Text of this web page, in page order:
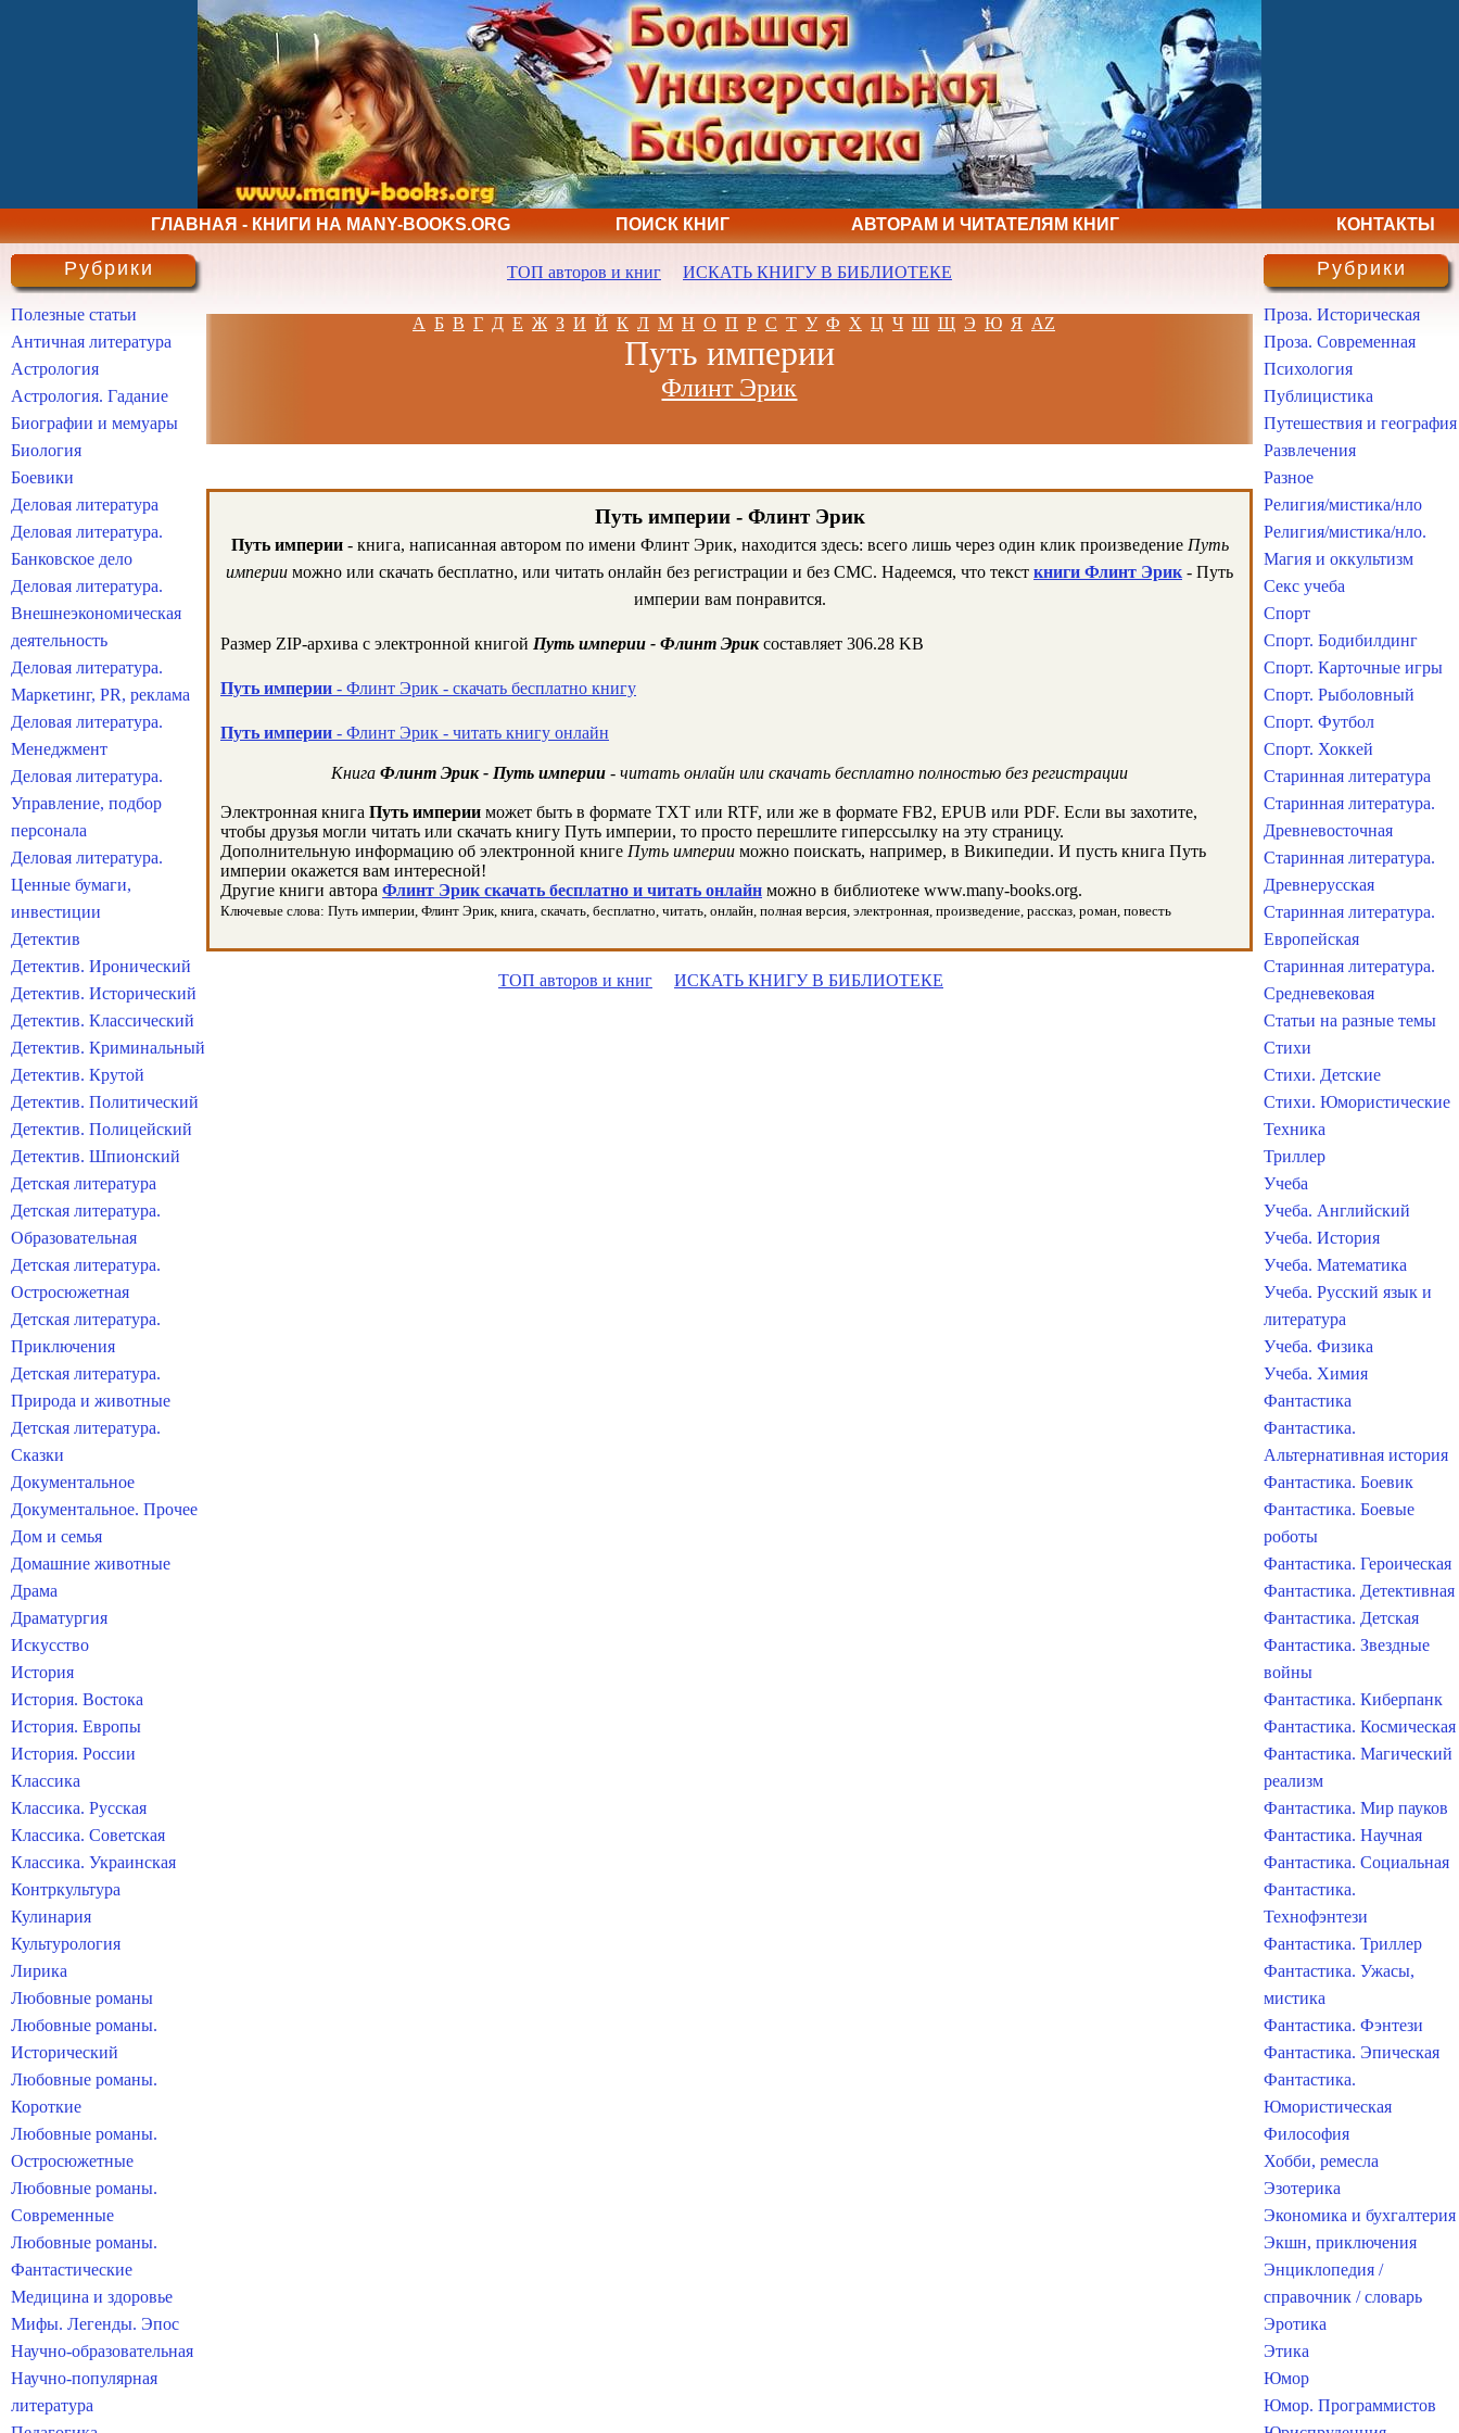
ГЛАВНАЯ - КНИГИ НА MANY-BOOKS.ORG ПОИСК КНИГ АВТОРАМ И ЧИТАТЕЛЯМ КНИГ КОНТАКТЫ
ТОП авторов и книг ИСКАТЬ КНИГУ В БИБЛИОТЕКЕ
А Б В Г Д Е Ж З И Й К Л М Н О П Р С Т У Ф Х Ц Ч Ш Щ Э Ю Я AZ
Путь империи
Флинт Эрик
Путь империи - Флинт Эрик
Путь империи- книга, написанная автором по имени Флинт Эрик, находится здесь: всего лишь через один клик произведение Путь
империи можно или скачать бесплатно, или читать онлайн без регистрации и без СМС. Надеемся, что текст книги Флинт Эрик - Путь
империи вам понравится.
Размер ZIP-архива c электронной книгой Путь империи - Флинт Эриксоставляет 306.28 KB
Путь империи - Флинт Эрик - скачать бесплатно книгу
Путь империи - Флинт Эрик - читать книгу онлайн
Книга Флинт Эрик - Путь империи - читать онлайн или скачать бесплатно полностью без регистрации
Электронная книга Путь империи может быть в формате TXT или RTF, или же в формате FB2, EPUB или PDF. Если вы захотите,
чтобы друзья могли читать или скачать книгу Путь империи, то просто перешлите гиперссылку на эту страницу.
Дополнительную информацию об электронной книге Путь империи можно поискать, например, в Википедии. И пусть книга Путь
империи окажется вам интересной!
Другие книги автора Флинт Эрик скачать бесплатно и читать онлайн можно в библиотеке www.many-books.org.
Ключевые слова: Путь империи, Флинт Эрик, книга, скачать, бесплатно, читать, онлайн, полная версия, электронная, произведение, рассказ, роман, повесть
ТОП авторов и книг ИСКАТЬ КНИГУ В БИБЛИОТЕКЕ
Рубрики
Полезные статьи
Античная литература
Астрология
Астрология. Гадание
Биографии и мемуары
Биология
Боевики
Деловая литература
Деловая литература.
Банковское дело
Деловая литература.
Внешнеэкономическая
деятельность
Деловая литература.
Маркетинг, PR, реклама
Деловая литература.
Менеджмент
Деловая литература.
Управление, подбор
персонала
Деловая литература.
Ценные бумаги,
инвестиции
Детектив
Детектив. Иронический
Детектив. Исторический
Детектив. Классический
Детектив. Криминальный
Детектив. Крутой
Детектив. Политический
Детектив. Полицейский
Детектив. Шпионский
Детская литература
Детская литература.
Образовательная
Детская литература.
Остросюжетная
Детская литература.
Приключения
Детская литература.
Природа и животные
Детская литература.
Сказки
Документальное
Документальное. Прочее
Дом и семья
Домашние животные
Драма
Драматургия
Искусство
История
История. Востока
История. Европы
История. России
Классика
Классика. Русская
Классика. Советская
Классика. Украинская
Контркультура
Кулинария
Культурология
Лирика
Любовные романы
Любовные романы.
Исторический
Любовные романы.
Короткие
Любовные романы.
Остросюжетные
Любовные романы.
Современные
Любовные романы.
Фантастические
Медицина и здоровье
Мифы. Легенды. Эпос
Научно-образовательная
Научно-популярная
литература
Рубрики
Проза. Историческая
Проза. Современная
Психология
Публицистика
Путешествия и география
Развлечения
Разное
Религия/мистика/нло
Религия/мистика/нло.
Магия и оккультизм
Секс учеба
Спорт
Спорт. Бодибилдинг
Спорт. Карточные игры
Спорт. Рыболовный
Спорт. Футбол
Спорт. Хоккей
Старинная литература
Старинная литература.
Древневосточная
Старинная литература.
Древнерусская
Старинная литература.
Европейская
Старинная литература.
Средневековая
Статьи на разные темы
Стихи
Стихи. Детские
Стихи. Юмористические
Техника
Триллер
Учеба
Учеба. Английский
Учеба. История
Учеба. Математика
Учеба. Русский язык и
литература
Учеба. Физика
Учеба. Химия
Фантастика
Фантастика.
Альтернативная история
Фантастика. Боевик
Фантастика. Боевые
роботы
Фантастика. Героическая
Фантастика. Детективная
Фантастика. Детская
Фантастика. Звездные
войны
Фантастика. Киберпанк
Фантастика. Космическая
Фантастика. Магический
реализм
Фантастика. Мир пауков
Фантастика. Научная
Фантастика. Социальная
Фантастика.
Технофэнтези
Фантастика. Триллер
Фантастика. Ужасы,
мистика
Фантастика. Фэнтези
Фантастика. Эпическая
Фантастика.
Юмористическая
Философия
Хобби, ремесла
Эзотерика
Экономика и бухгалтерия
Экшн, приключения
Энциклопедия /
справочник / словарь
Эротика
Этика
Юмор
Юмор. Программистов